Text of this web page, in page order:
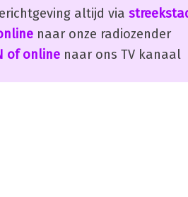
altijd via
naar onze radiozender
of online naar ons TV kanaal